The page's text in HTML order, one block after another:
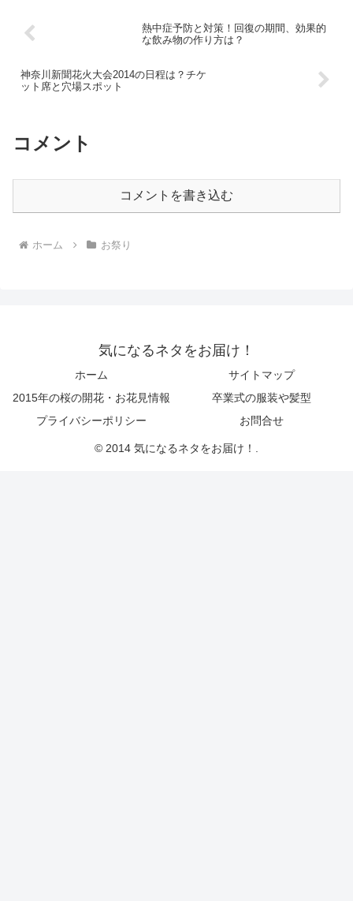
熱中症予防と対策！回復の期間、効果的
な飲み物の作り方は？
神奈川新聞花火大会2014の日程は？チケ
ット席と穴場スポット
コメント
コメントを書き込む
ホーム お祭り
気になるネタをお届け！
ホーム
サイトマップ
2015年の桜の開花・お花見情報
卒業式の服装や髪型
プライバシーポリシー
お問合せ
© 2014 気になるネタをお届け！.